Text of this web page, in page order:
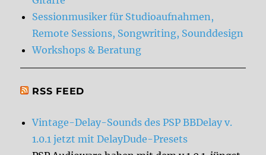
Sessionmusiker für Studioaufnahmen,
Remote Sessions, Songwriting, Sounddesign
Workshops & Beratung
RSS FEED
Vintage-Delay-Sounds des PSP BBDelay v.
1.0.1 jetzt mit DelayDude-Presets